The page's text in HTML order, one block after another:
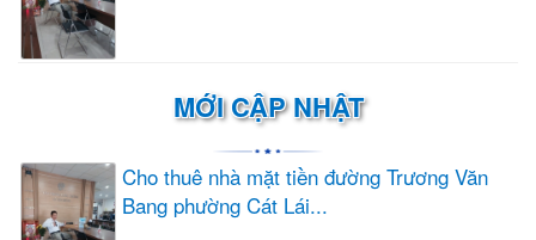
MỚI CẬP NHẬT
Cho thuê nhà mặt tiền đường Trương Văn
Bang phường Cát Lái...